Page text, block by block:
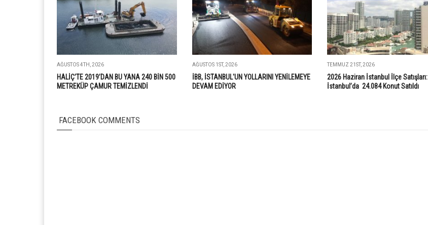
AĞUSTOS 4TH, 2026
HALİÇ’TE 2019’DAN BU YANA 240 BİN 500
METREKÜP ÇAMUR TEMİZLENDİ
AĞUSTOS 1ST, 2026
İBB, İSTANBUL'UN YOLLARINI YENİLEMEYE
DEVAM EDİYOR
TEMMUZ 21ST, 2026
2026 Haziran İstanbul İlçe Satışları:
İstanbul’da 24.084 Konut Satıldı
FACEBOOK COMMENTS